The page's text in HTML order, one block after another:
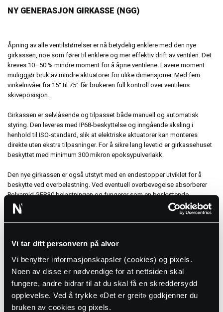
Vi tar ditt personvern på alvor
Vi benytter informasjonskapsler (cookies) og pixels.
Noen av disse er nødvendige for at nettsiden skal
fungere, andre bidrar til at du skal få en skreddersydd
opplevelse. Ved å trykke «Det er greit» godkjenner du
bruken av cookies og pixels.
NY GENERASJON GIRKASSE (NGG)
Åpning av alle ventilstørrelser er nå betydelig enklere med den nye
girkassen, noe som fører til enklere og mer effektiv drift av ventilen. Det
kreves 10–50 % mindre moment for å åpne ventilene. Lavere moment
muliggjør bruk av mindre aktuatorer for ulike dimensjoner. Med fem
vinkelnivåer fra 15° til 75° får brukeren full kontroll over ventilens
skiveposisjon.
Girkassen er selvlåsende og tilpasset både manuell og automatisk
styring. Den leveres med IP68-beskyttelse og inngående aksling i
henhold til ISO-standard, slik at elektriske aktuatorer kan monteres
direkte uten ekstra tilpasninger. For å sikre lang levetid er girkassehuset
beskyttet med minimum 300 mikron epoksypulverlakk.
Den nye girkassen er også utstyrt med en endestopper utviklet for å
beskytte ved overbelastning. Ved eventuell overbevegelse absorberer
Polyamid GFR30 belastningen og fungerer som en beskyttende
komponent, slik at øvrige deler ikke tar skade.